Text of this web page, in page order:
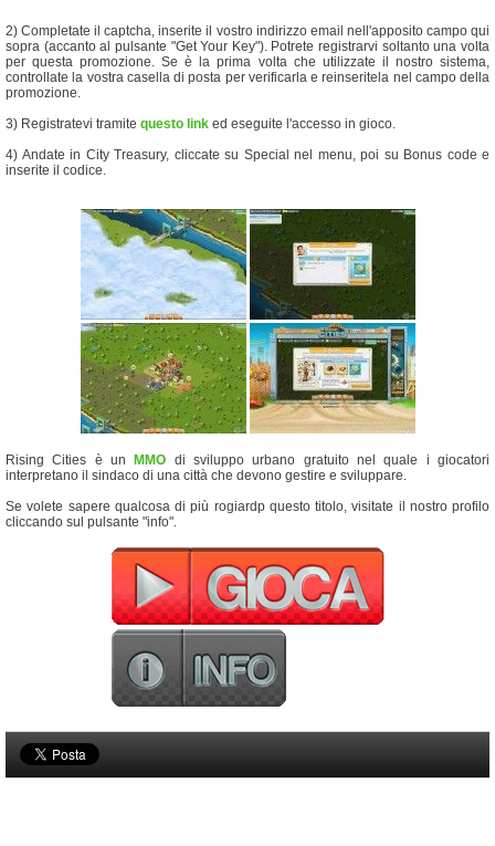
2) Completate il captcha, inserite il vostro indirizzo email nell'apposito campo qui
sopra (accanto al pulsante "Get Your Key"). Potrete registrarvi soltanto una volta
per questa promozione. Se è la prima volta che utilizzate il nostro sistema,
controllate la vostra casella di posta per verificarla e reinseritela nel campo della
promozione.
3) Registratevi tramite questo link ed eseguite l'accesso in gioco.
4) Andate in City Treasury, cliccate su Special nel menu, poi su Bonus code e
inserite il codice.
Rising Cities è un MMO di sviluppo urbano gratuito nel quale i giocatori
interpretano il sindaco di una città che devono gestire e sviluppare.
Se volete sapere qualcosa di più rogiardp questo titolo, visitate il nostro profilo
cliccando sul pulsante "info".